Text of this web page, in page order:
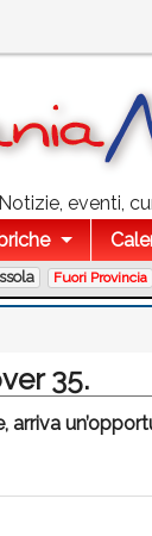
eventi,
Fuori Provincia
35.
arriva